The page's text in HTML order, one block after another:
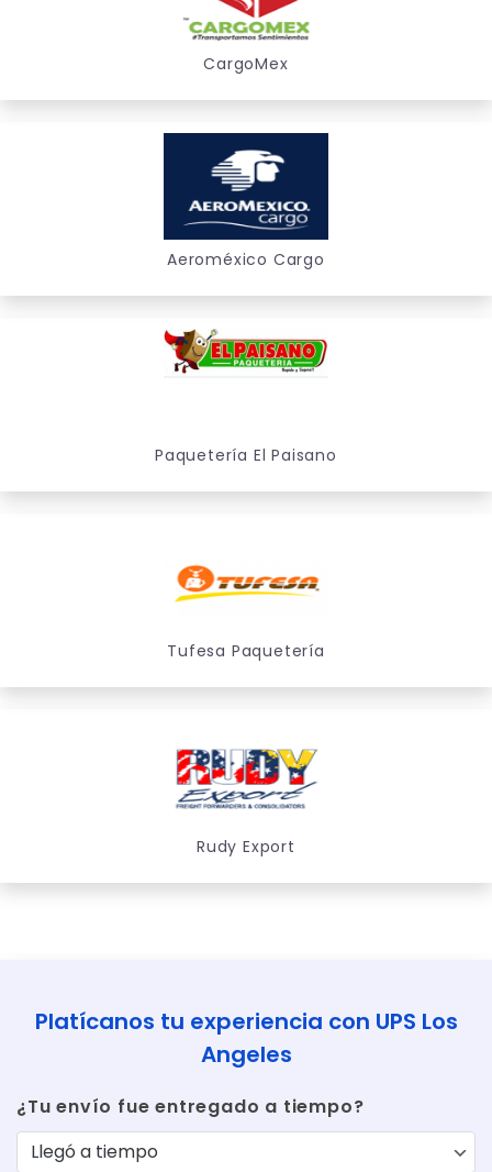
CargoMex
Aeroméxico Cargo
Paquetería El Paisano
Tufesa Paquetería
Rudy Export
Platícanos tu experiencia con UPS Los
Angeles
¿Tu envío fue entregado a tiempo?